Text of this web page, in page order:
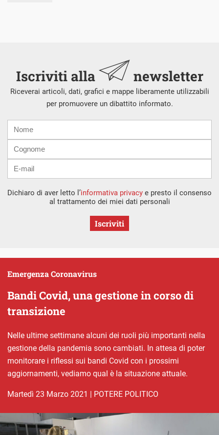
Iscriviti alla newsletter
Riceverai articoli, dati, grafici e mappe liberamente utilizzabili
per promuovere un dibattito informato.
mail
Dichiaro di aver letto l’informativa privacy e presto il consenso
al trattamento dei miei dati personali
Iscriviti
Bandi Covid, una gestione in corso di
transizione
Emergenza Coronavirus
Nelle ultime settimane alcuni dei ruoli più importanti nella
gestione della pandemia sono cambiati. In attesa di poter
monitorare i riflessi sui bandi Covid con i prossimi
aggiornamenti, vediamo qual è la situazione attuale.
martedì 23 Marzo 2021 | POTERE POLITICO